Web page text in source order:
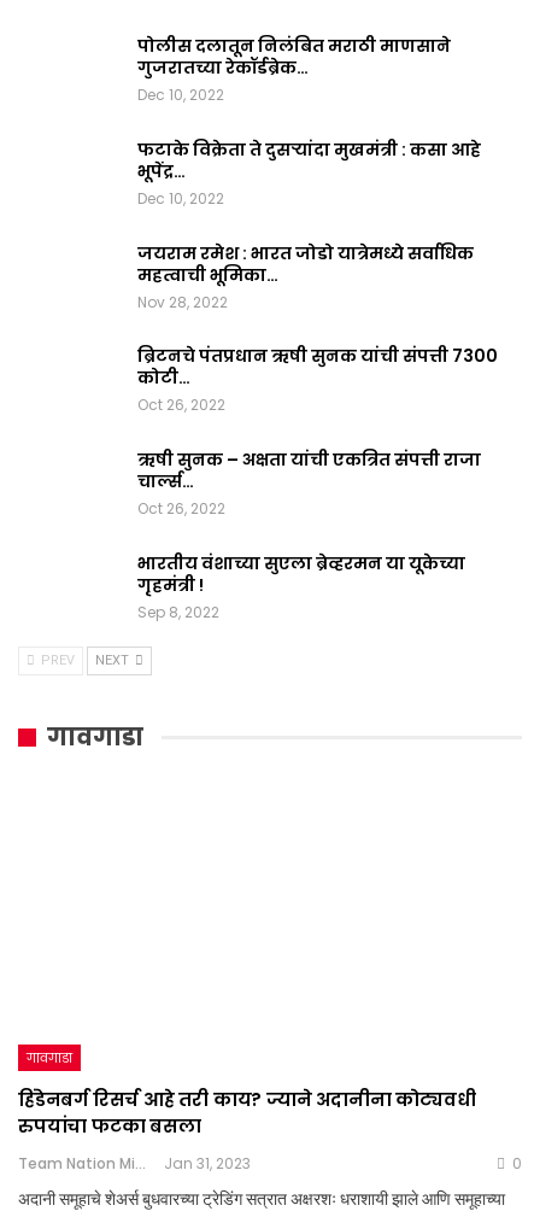
पोलीस दलातून निलंबित मराठी माणसाने
गुजरातच्या रेकॉर्डब्रेक…
Dec 10, 2022
फटाके विक्रेता ते दुसऱ्यांदा मुखमंत्री : कसा आहे
भूपेंद्र…
Dec 10, 2022
जयराम रमेश : भारत जोडो यात्रेमध्ये सर्वाधिक
महत्वाची भूमिका…
Nov 28, 2022
ब्रिटनचे पंतप्रधान ऋषी सुनक यांची संपत्ती 7300
कोटी…
Oct 26, 2022
ऋषी सुनक – अक्षता यांची एकत्रित संपत्ती राजा
चार्ल्स…
Oct 26, 2022
भारतीय वंशाच्या सुएला ब्रेव्हरमन या यूकेच्या
गृहमंत्री !
Sep 8, 2022
PREV NEXT
गावगाडा
गावगाडा
हिंडेनबर्ग रिसर्च आहे तरी काय? ज्याने अदानीना कोट्यवधी
रुपयांचा फटका बसला
Team Nation Mic Jan 31, 2023 0
अदानी समूहाचे शेअर्स बुधवारच्या ट्रेडिंग सत्रात अक्षरशः धराशायी झाले आणि समूहाच्या